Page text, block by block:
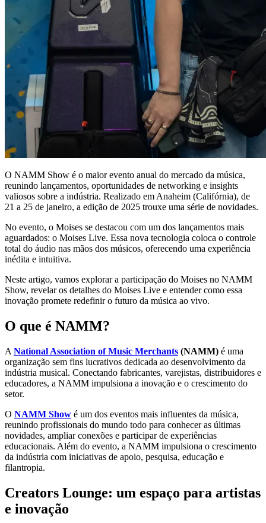
O NAMM Show é o maior evento anual do mercado da música,
reunindo lançamentos, oportunidades de networking e insights
valiosos sobre a indústria. Realizado em Anaheim (Califórnia), de
21 a 25 de janeiro, a edição de 2025 trouxe uma série de novidades.
No evento, o Moises se destacou com um dos lançamentos mais
aguardados: o Moises Live. Essa nova tecnologia coloca o controle
total do áudio nas mãos dos músicos, oferecendo uma experiência
inédita e intuitiva.
Neste artigo, vamos explorar a participação do Moises no NAMM
Show, revelar os detalhes do Moises Live e entender como essa
inovação promete redefinir o futuro da música ao vivo.
O que é NAMM?
A National Association of Music Merchants (NAMM) é uma
organização sem fins lucrativos dedicada ao desenvolvimento da
indústria musical. Conectando fabricantes, varejistas, distribuidores e
educadores, a NAMM impulsiona a inovação e o crescimento do
setor.
O NAMM Show é um dos eventos mais influentes da música,
reunindo profissionais do mundo todo para conhecer as últimas
novidades, ampliar conexões e participar de experiências
educacionais. Além do evento, a NAMM impulsiona o crescimento
da indústria com iniciativas de apoio, pesquisa, educação e
filantropia.
Creators Lounge: um espaço para artistas
e inovação